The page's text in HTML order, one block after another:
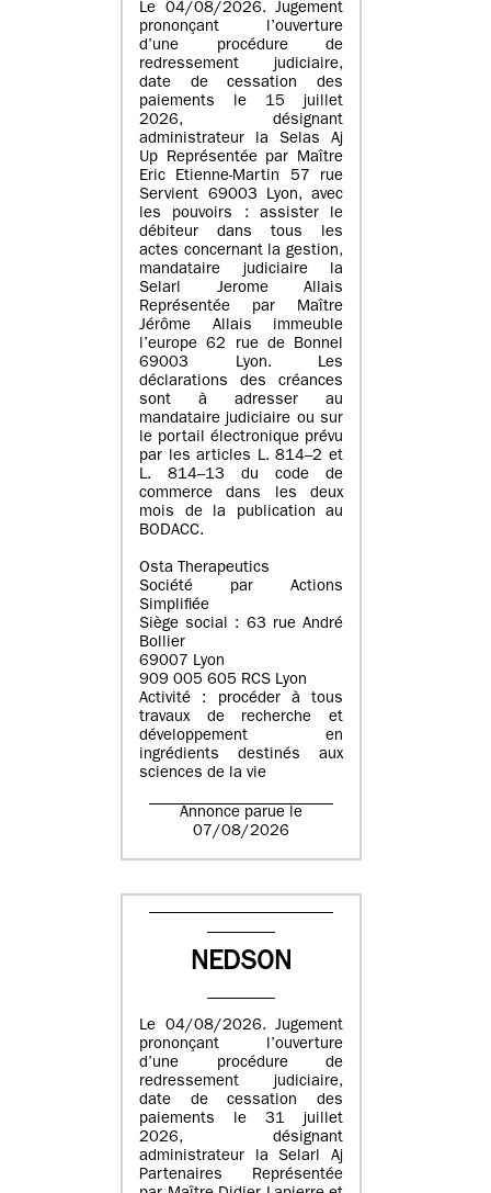
Le 04/08/2026. Jugement
prononçant l’ouverture
d’une procédure de
redressement judiciaire,
date de cessation des
paiements le 15 juillet
2026, désignant
administrateur la Selas Aj
Up Représentée par Maître
Eric Etienne-Martin 57 rue
Servient 69003 Lyon, avec
les pouvoirs : assister le
débiteur dans tous les
actes concernant la gestion,
mandataire judiciaire la
Selarl Jerome Allais
Représentée par Maître
Jérôme Allais immeuble
l’europe 62 rue de Bonnel
69003 Lyon. Les
déclarations des créances
sont à adresser au
mandataire judiciaire ou sur
le portail électronique prévu
par les articles L. 814–2 et
L. 814–13 du code de
commerce dans les deux
mois de la publication au
BODACC.
Osta Therapeutics
Société par Actions
Simplifiée
Siège social : 63 rue André
Bollier
69007 Lyon
909 005 605 RCS Lyon
Activité : procéder à tous
travaux de recherche et
développement en
ingrédients destinés aux
sciences de la vie
Annonce parue le
07/08/2026
NEDSON
Le 04/08/2026. Jugement
prononçant l’ouverture
d’une procédure de
redressement judiciaire,
date de cessation des
paiements le 31 juillet
2026, désignant
administrateur la Selarl Aj
Partenaires Représentée